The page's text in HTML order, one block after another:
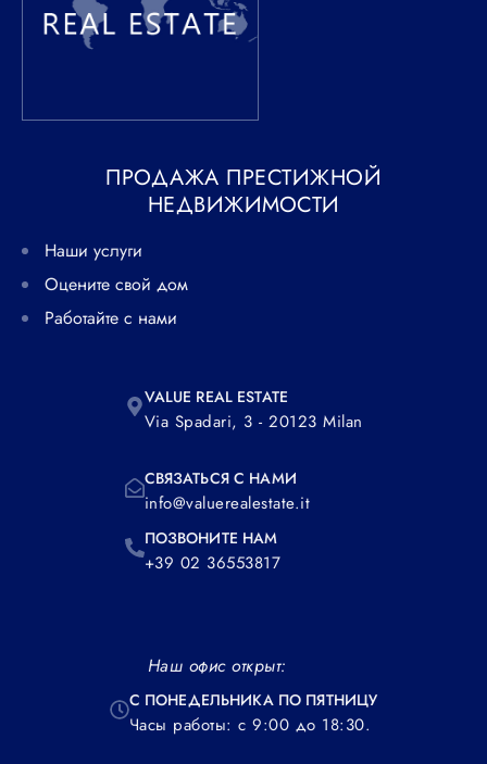
ПРОДАЖА ПРЕСТИЖНОЙ
НЕДВИЖИМОСТИ
Наши услуги
Оцените свой дом
Работайте с нами
VALUE REAL ESTATE
Via Spadari, 3 - 20123 Milan
СВЯЗАТЬСЯ С НАМИ
info@valuerealestate.it
ПОЗВОНИТЕ НАМ
+39 02 36553817
Наш офис открыт:
С ПОНЕДЕЛЬНИКА ПО ПЯТНИЦУ
Часы работы: с 9:00 до 18:30.